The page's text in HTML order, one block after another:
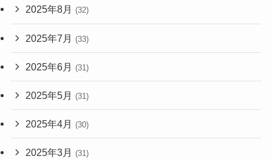
2025年8月 (32)
2025年7月 (33)
2025年6月 (31)
2025年5月 (31)
2025年4月 (30)
2025年3月 (31)